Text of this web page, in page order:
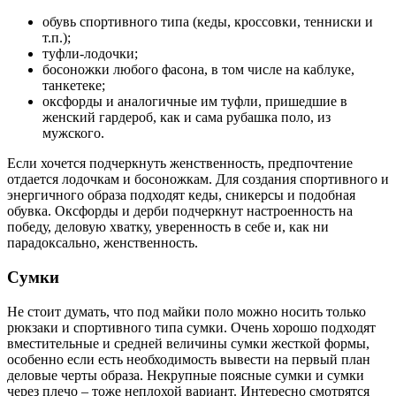
обувь спортивного типа (кеды, кроссовки, тенниски и
т.п.);
туфли-лодочки;
босоножки любого фасона, в том числе на каблуке,
танкетеке;
оксфорды и аналогичные им туфли, пришедшие в
женский гардероб, как и сама рубашка поло, из
мужского.
Если хочется подчеркнуть женственность, предпочтение
отдается лодочкам и босоножкам. Для создания спортивного и
энергичного образа подходят кеды, сникерсы и подобная
обувка. Оксфорды и дерби подчеркнут настроенность на
победу, деловую хватку, уверенность в себе и, как ни
парадоксально, женственность.
Сумки
Не стоит думать, что под майки поло можно носить только
рюкзаки и спортивного типа сумки. Очень хорошо подходят
вместительные и средней величины сумки жесткой формы,
особенно если есть необходимость вывести на первый план
деловые черты образа. Некрупные поясные сумки и сумки
через плечо – тоже неплохой вариант. Интересно смотрятся